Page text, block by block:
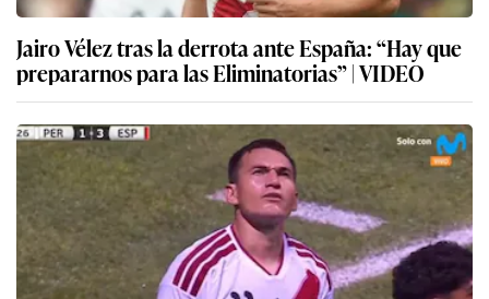
Jairo Vélez tras la derrota ante España: “Hay que
prepararnos para las Eliminatorias” | VIDEO